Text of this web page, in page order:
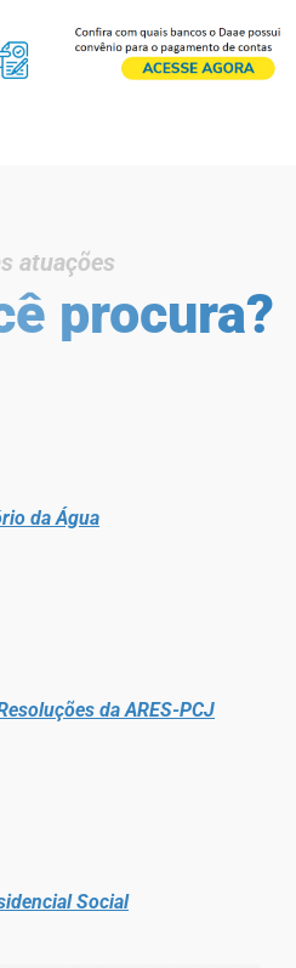
atuações
procura?
da Água
da ARES-PCJ
Social